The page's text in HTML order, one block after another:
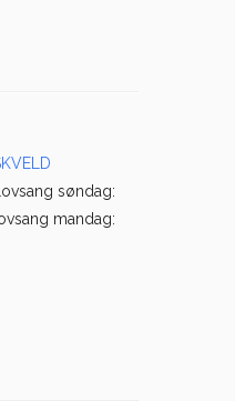
søndag:
mandag: